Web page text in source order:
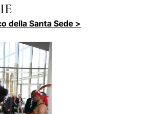
della Santa Sede >